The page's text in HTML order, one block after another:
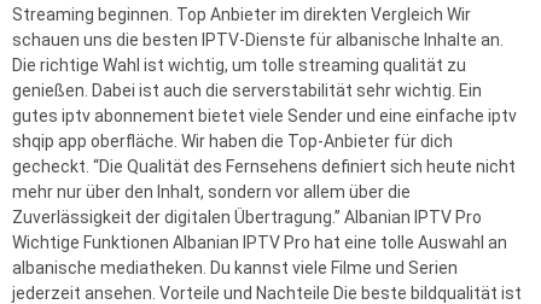
Streaming beginnen. Top Anbieter im direkten Vergleich Wir
schauen uns die besten IPTV-Dienste für albanische Inhalte an.
Die richtige Wahl ist wichtig, um tolle streaming qualität zu
genießen. Dabei ist auch die serverstabilität sehr wichtig. Ein
gutes iptv abonnement bietet viele Sender und eine einfache iptv
shqip app oberfläche. Wir haben die Top-Anbieter für dich
gecheckt. “Die Qualität des Fernsehens definiert sich heute nicht
mehr nur über den Inhalt, sondern vor allem über die
Zuverlässigkeit der digitalen Übertragung.” Albanian IPTV Pro
Wichtige Funktionen Albanian IPTV Pro hat eine tolle Auswahl an
albanische mediatheken. Du kannst viele Filme und Serien
jederzeit ansehen. Vorteile und Nachteile Die beste bildqualität ist